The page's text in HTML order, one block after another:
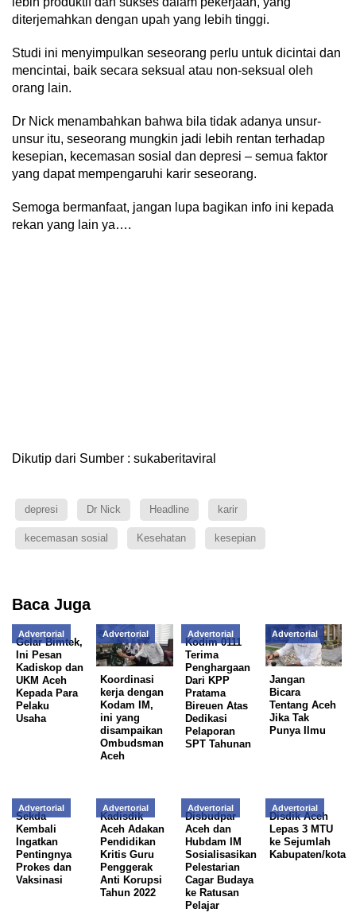
diterjemahkan dengan upah yang lebih tinggi.
Studi ini menyimpulkan seseorang perlu untuk dicintai dan
mencintai, baik secara seksual atau non-seksual oleh
orang lain.
Dr Nick menambahkan bahwa bila tidak adanya unsur-
unsur itu, seseorang mungkin jadi lebih rentan terhadap
kesepian, kecemasan sosial dan depresi – semua faktor
yang dapat mempengaruhi karir seseorang.
Semoga bermanfaat, jangan lupa bagikan info ini kepada
rekan yang lain ya….
Dikutip dari Sumber : sukaberitaviral
depresi Dr Nick Headline karir
kecemasan sosial Kesehatan kesepian
Baca Juga
Advertorial
Gelar Bimtek,
Ini Pesan
Kadiskop dan
UKM Aceh
Kepada Para
Pelaku
Usaha
Advertorial
Koordinasi
kerja dengan
Kodam IM,
ini yang
disampaikan
Ombudsman
Aceh
Advertorial
Kodim 0111
Terima
Penghargaan
Dari KPP
Pratama
Bireuen Atas
Dedikasi
Pelaporan
SPT Tahunan
Advertorial
Jangan
Bicara
Tentang Aceh
Jika Tak
Punya Ilmu
Advertorial
Sekda
Kembali
Ingatkan
Pentingnya
Prokes dan
Vaksinasi
Advertorial
Kadisdik
Aceh Adakan
Pendidikan
Kritis Guru
Penggerak
Anti Korupsi
Tahun 2022
Advertorial
Disbudpar
Aceh dan
Hubdam IM
Sosialisasikan
Pelestarian
Cagar Budaya
ke Ratusan
Pelajar
Advertorial
Disdik Aceh
Lepas 3 MTU
ke Sejumlah
Kabupaten/kota